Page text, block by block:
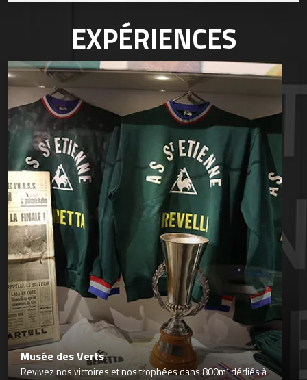
EXPÉRIENCES
Musée des Verts
Revivez nos victoires et nos trophées dans 800m² dédiés à